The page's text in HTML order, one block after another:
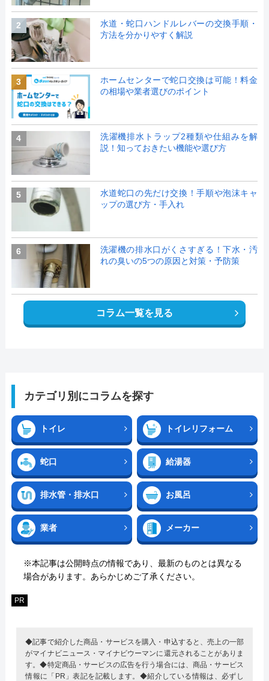
2
水道・蛇口ハンドルレバーの交換手順・
方法を分かりやすく解説
3
ホームセンターで蛇口交換は可能！料金
の相場や業者選びのポイント
4
洗濯機排水トラップ2種類や仕組みを解
説！知っておきたい機能や選び方
5
水道蛇口の先だけ交換！手順や泡沫キャ
ップの選び方・手入れ
6
洗濯機の排水口がくさすぎる！下水・汚
れの臭いの5つの原因と対策・予防策
コラム一覧を見る
カテゴリ別にコラムを探す
トイレ トイレリフォーム
蛇口 給湯器
排水管・排水口 お風呂
業者 メーカー
※本記事は公開時点の情報であり、最新のものとは異なる
場合があります。あらかじめご了承ください。
PR
◆記事で紹介した商品・サービスを購入・申込すると、売上の一部
がマイナビニュース・マイナビウーマンに還元されることがありま
す。◆特定商品・サービスの広告を行う場合には、商品・サービス
情報に「PR」表記を記載します。◆紹介している情報は、必ずし